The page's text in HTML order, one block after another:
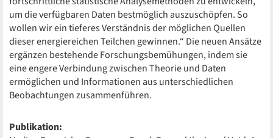
um die verfügbaren Daten bestmöglich auszuschöpfen. So
wollen wir ein tieferes Verständnis der möglichen Quellen
dieser energiereichen Teilchen gewinnen.“ Die neuen Ansätze
ergänzen bestehende Forschungsbemühungen, indem sie
eine engere Verbindung zwischen Theorie und Daten
ermöglichen und Informationen aus unterschiedlichen
Beobachtungen zusammenführen.
Publikation: